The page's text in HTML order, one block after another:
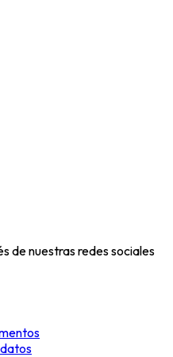
de nuestras redes sociales